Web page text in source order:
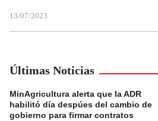
13/07/2023
Últimas Noticias
MinAgricultura alerta que la ADR
habilitó día despúes del cambio de
gobierno para firmar contratos